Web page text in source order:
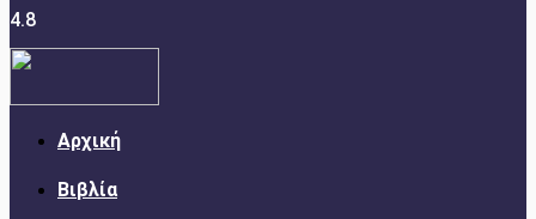
4.8
Αρχική
Βιβλία